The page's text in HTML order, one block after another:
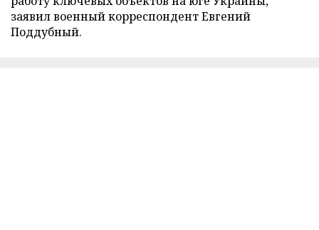
заявил военный корреспондент Евгений
Поддубный.